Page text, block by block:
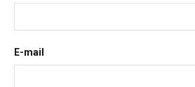
E-mail